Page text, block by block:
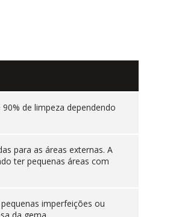
de limpeza dependendo
para as áreas externas. A
ter pequenas áreas com
imperfeições ou